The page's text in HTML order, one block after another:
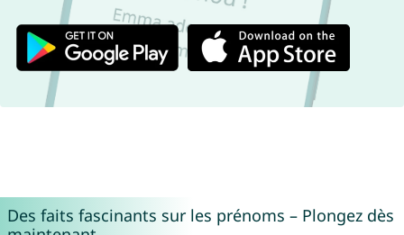
Des faits fascinants sur les prénoms – Plongez dès